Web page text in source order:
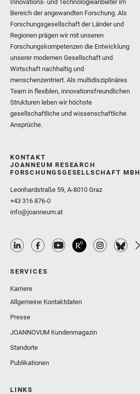
Innovations- und Technologieanbieter im
Bereich der angewandten Forschung. Als
Forschungsgesellschaft der Länder und
Regionen prägen wir mit unseren
Forschungskompetenzen die Entwicklung
unserer modernen Gesellschaft und
Wirtschaft nachhaltig und
menschenzentriert. Als multidisziplinäres
Team in flexiblen, innovationsfreundlichen
Strukturen leben wir höchste
gesellschaftliche und wissenschaftliche
Ansprüche.
KONTAKT
JOANNEUM RESEARCH
FORSCHUNGSGESELLSCHAFT MBH
Leonhardstraße 59, A-8010 Graz
+43 316 876-0
info@joanneum.at
SERVICES
Karriere
Allgemeine Kontaktdaten
Presse
JOANNOVUM Kundenmagazin
Standorte
Publikationen
LINKS